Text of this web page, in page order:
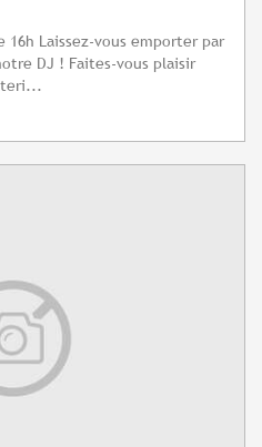
16h Laissez-vous emporter par
DJ ! Faites-vous plaisir